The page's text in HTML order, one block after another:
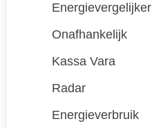
Energievergelijker
Onafhankelijk
Kassa Vara
Radar
Energieverbruik